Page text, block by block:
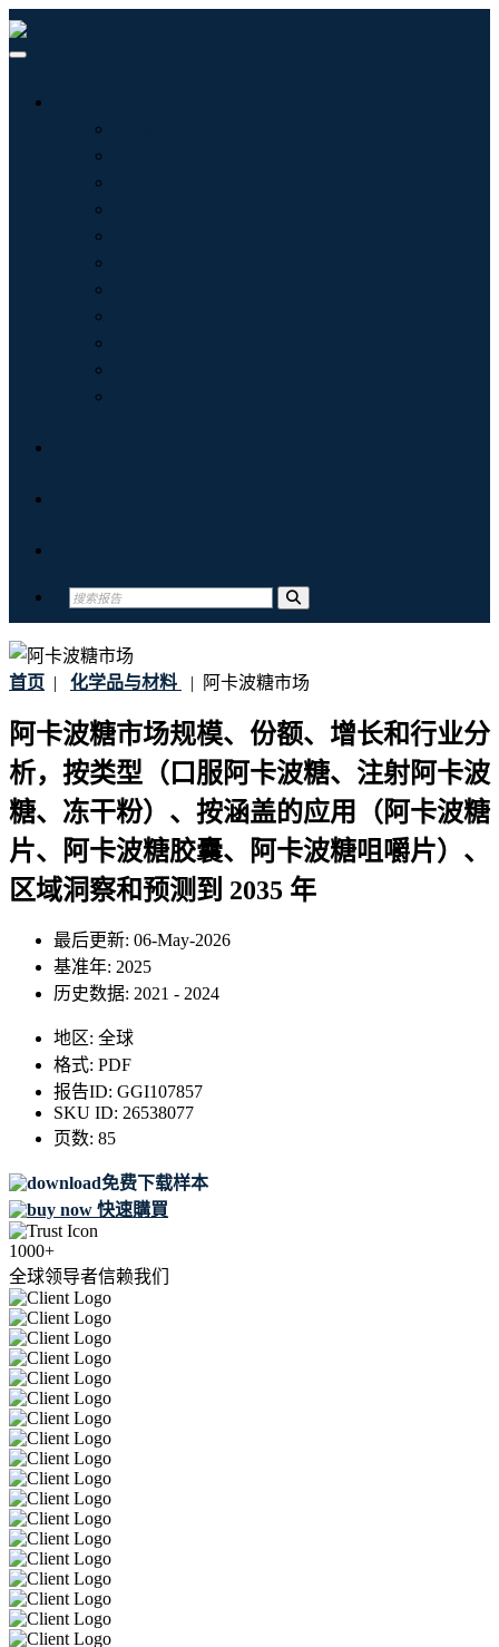
首页 | 化学品与材料 | 阿卡波糖市场
阿卡波糖市场规模、份额、增长和行业分
析，按类型（口服阿卡波糖、注射阿卡波
糖、冻干粉）、按涵盖的应用（阿卡波糖
片、阿卡波糖胶囊、阿卡波糖咀嚼片）、
区域洞察和预测到 2035 年
最后更新: 06-May-2026
基准年: 2025
历史数据: 2021 - 2024
地区: 全球
格式: PDF
报告ID: GGI107857
SKU ID: 26538077
页数: 85
免费下载样本
快速購買
1000+
全球领导者信赖我们